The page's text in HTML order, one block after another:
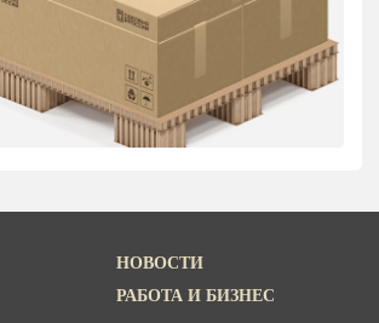
НОВОСТИ
РАБОТА И БИЗНЕС